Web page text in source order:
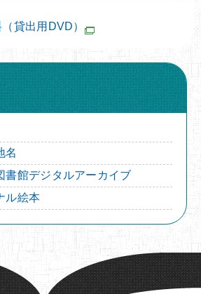
貸出用DVD）
名
書館デジタルアーカイブ
ル絵本